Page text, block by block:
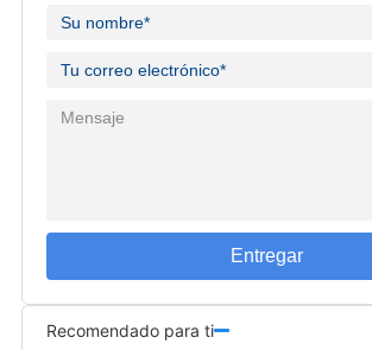
Entregar
Recomendado para ti